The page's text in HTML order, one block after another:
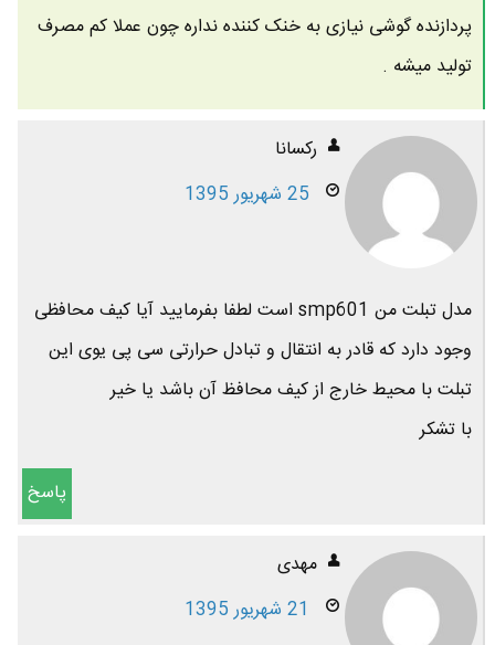
پردازنده گوشی نیازی به خنک کننده نداره چون عملا کم مصرف
تولید میشه .
رکسانا
25 شهریور 1395
مدل تبلت من smp601 است لطفا بفرمایید آیا کیف محافظی
وجود دارد که قادر به انتقال و تبادل حرارتی سی پی یوی این
تبلت با محیط خارج از کیف محافظ آن باشد یا خیر
با تشکر
پاسخ
مهدی
21 شهریور 1395